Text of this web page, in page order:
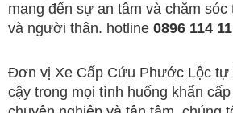
mang đến sự an tâm và chăm sóc
và người thân. hotline 0896 114
Đơn vị Xe Cấp Cứu Phước Lộc tự
cậy trong mọi tình huống khẩn